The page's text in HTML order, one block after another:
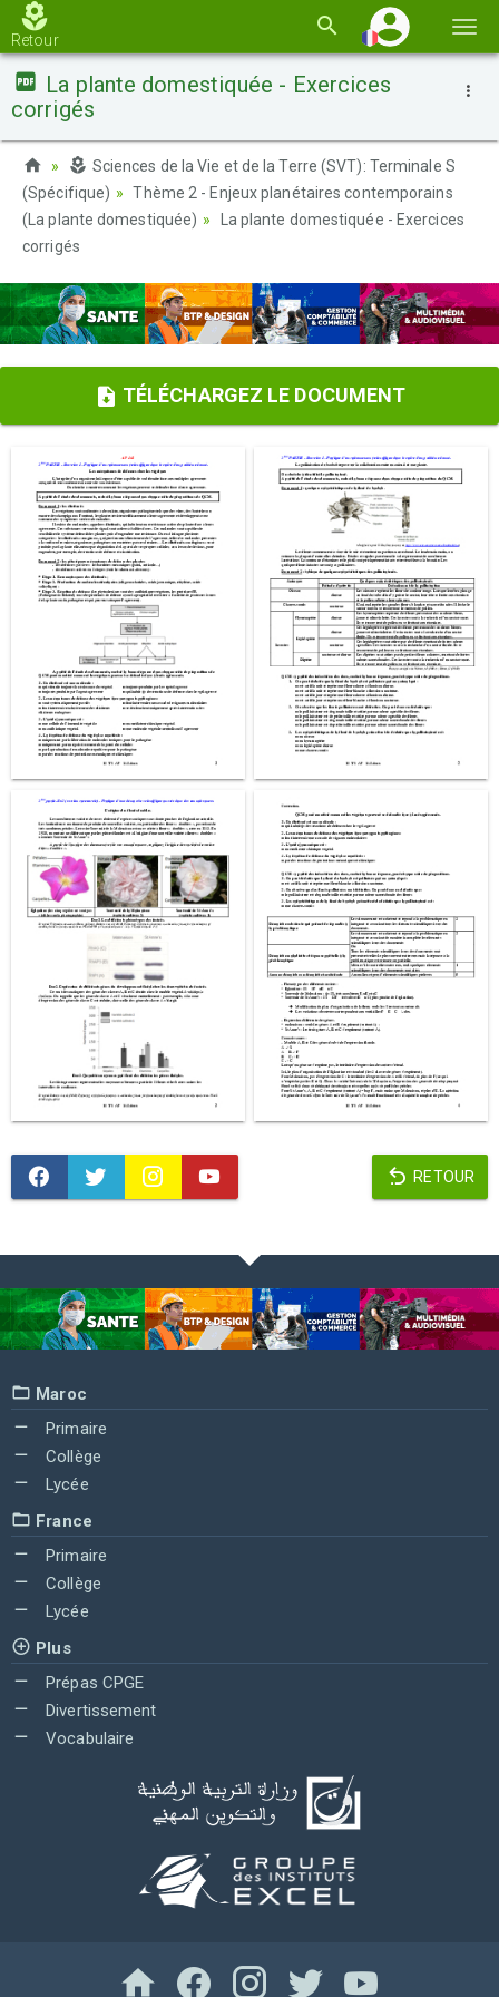
la
Retour
La plante domestiquée - Exercices
corrigés
Sciences de la Vie et de la Terre (SVT): Terminale S
(Spécifique)
Thème 2 - Enjeux planétaires contemporains
(La plante domestiquée)
La plante domestiquée - Exercices
corrigés
TÉLÉCHARGEZ LE DOCUMENT
RETOUR
Maroc
Primaire
Collège
Lycée
France
Primaire
Collège
Lycée
Plus
Prépas CPGE
Divertissement
Vocabulaire